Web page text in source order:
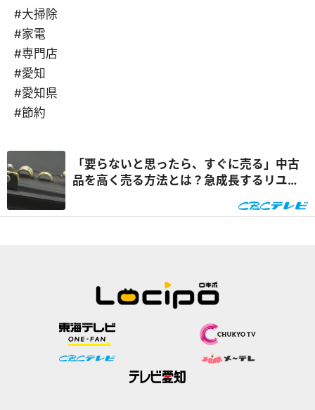
#大掃除
#家電
#専門店
#愛知
#愛知県
#節約
「要らないと思ったら、すぐに売る」中古
品を高く売る方法とは？急成長するリユー